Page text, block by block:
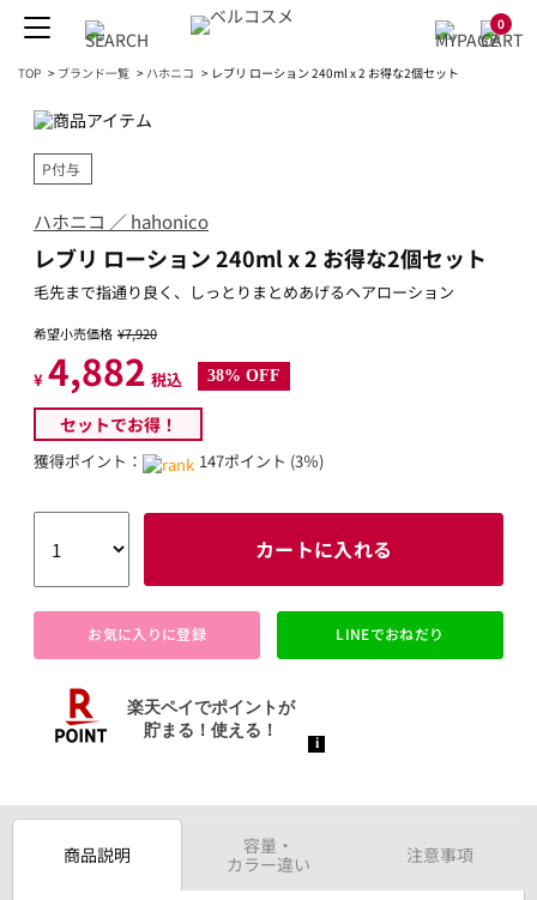
0
TOP > ブランド一覧 > ハホニコ > レブリ ローション 240ml x 2 お得な2個セット
P付与
ハホニコ ／ hahonico
レブリ ローション 240ml x 2 お得な2個セット
毛先まで指通り良く、しっとりまとめあげるヘアローション
希望小売価格 ¥7,920
¥ 4,882 税込 38% OFF
セットでお得！
獲得ポイント： 147ポイント (3％)
カートに入れる
お気に入りに登録 LINEでおねだり
商品説明
容量・
カラー違い
注意事項